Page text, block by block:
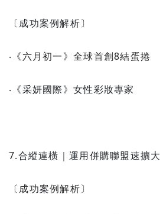
〔成功案例解析〕
‧《六月初一》全球首創8結蛋捲
‧《采妍國際》女性彩妝專家
7.合縱連橫｜運用併購聯盟速擴大
〔成功案例解析〕